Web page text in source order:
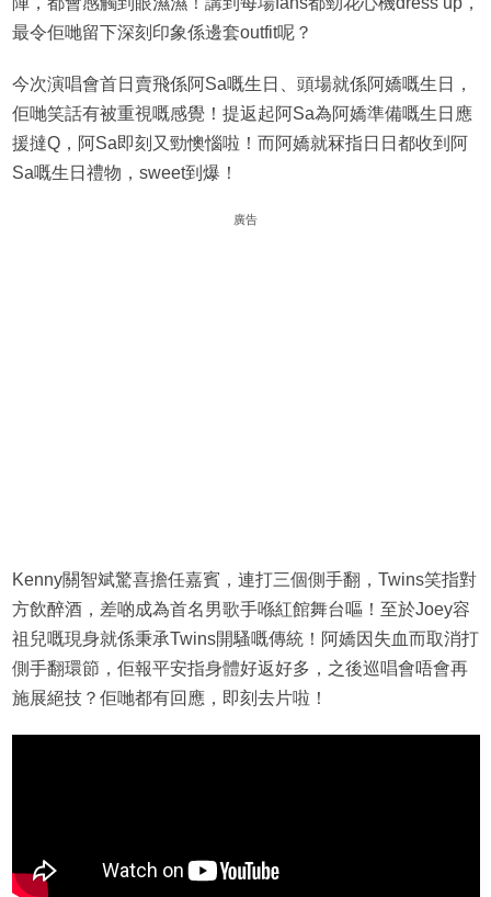
最令佢哋留下深刻印象係邊套outfit呢？
今次演唱會首日賣飛係阿Sa嘅生日、頭場就係阿嬌嘅生日，
佢哋笑話有被重視嘅感覺！提返起阿Sa為阿嬌準備嘅生日應
援撻Q，阿Sa即刻又勁懊惱啦！而阿嬌就冧指日日都收到阿
Sa嘅生日禮物，sweet到爆！
廣告
Kenny關智斌驚喜擔任嘉賓，連打三個側手翻，Twins笑指對
方飲醉酒，差啲成為首名男歌手喺紅館舞台嘔！至於Joey容
祖兒嘅現身就係秉承Twins開騷嘅傳統！阿嬌因失血而取消打
側手翻環節，佢報平安指身體好返好多，之後巡唱會唔會再
施展絕技？佢哋都有回應，即刻去片啦！